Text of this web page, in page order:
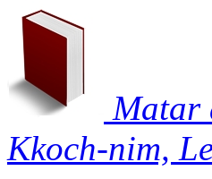
Matar
Kkoch-nim,